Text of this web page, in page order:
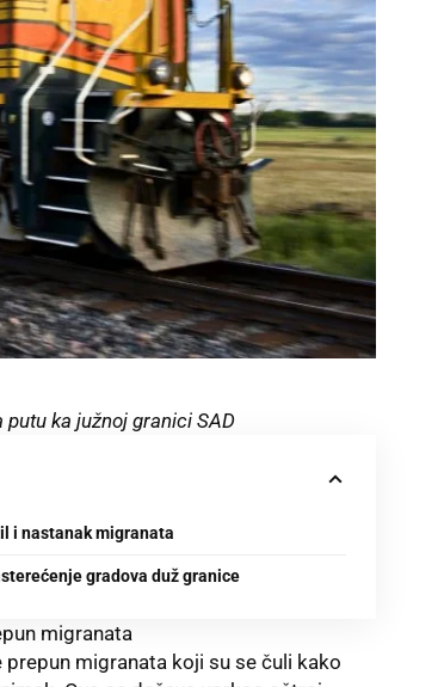
ka južnoj granici SAD
i nastanak migranata
gradova duž granice
migranata
migranata koji su se čuli kako